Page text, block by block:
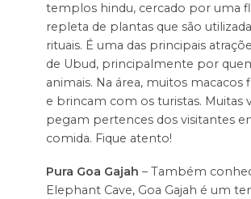
templos hindu, cercado por uma
repleta de plantas que são
rituais. É uma das principais
de Ubud, principalmente por
animais. Na área, muitos macacos
e brincam com os turistas. Muitas
pegam pertences dos visitantes
comida. Fique atento!
Pura Goa Gajah – Também
Elephant Cave, Goa Gajah é um